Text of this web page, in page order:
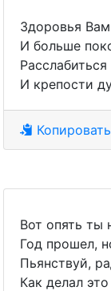
Здоровья
И больше
И крепости
Копировать
Вот опять ты
Год прошел,
Пьянствуй,
Как делал